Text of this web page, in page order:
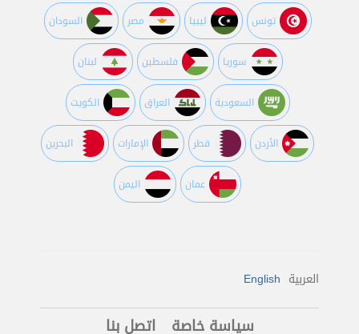
تونس ليبيا مصر السودان
سوريا فلسطين لبنان
السعودية العراق الكويت
اﻷردن قطر اﻹمارات البحرين
عمان اليمن
العربية English
سياسة خاصة اتصل بنا